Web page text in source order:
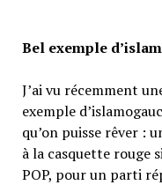
Bel exemple
J’ai vu récemment
exemple
qu’on puisse rêver :
à la casquette rouge
POP, pour un parti